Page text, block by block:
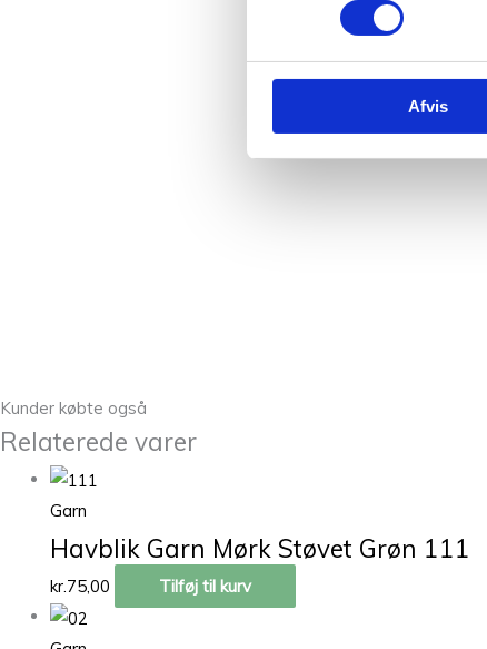
Afvis
Kunder købte også
Relaterede varer
Garn
Havblik Garn Mørk Støvet Grøn 111
kr.75,00 Tilføj til kurv